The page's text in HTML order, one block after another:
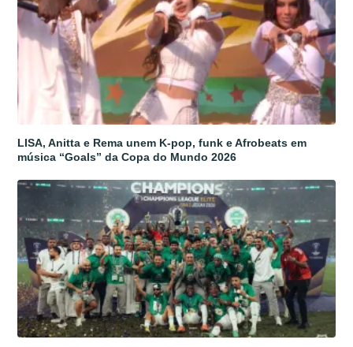
LISA, Anitta e Rema unem K-pop, funk e Afrobeats em
música “Goals” da Copa do Mundo 2026